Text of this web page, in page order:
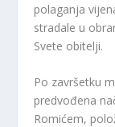
polaganja
stradale u
Svete obitelji.
Po završetku
predvođena
Romićem,